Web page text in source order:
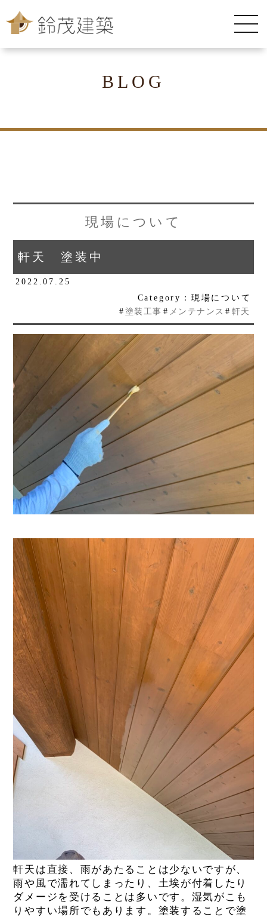
BLOG
現場について
軒天 塗装中
2022.07.25
Category：現場について
# 塗装工事 # メンテナンス # 軒天
軒天は直接、雨があたることは少ないですが、
雨や風で濡れてしまったり、土埃が付着したり
ダメージを受けることは多いです。湿気がこも
りやすい場所でもあります。塗装することで塗